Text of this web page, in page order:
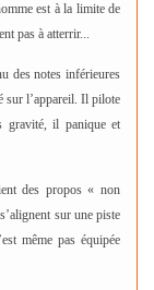
est àla limite de
pas à atterrir...
des notes inférieures
sur l’appareil. Il pilote
gravité, il panique et
des propos « non
sur une piste
même pas équipée